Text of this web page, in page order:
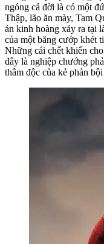
ngóng cả đời là có một
Thập, lão ăn mày, Tam
án kinh hoàng xảy ra tại
của một băng cướp khét
Những cái chết khiến
đây là nghiệp chướng
thâm độc của kẻ phản